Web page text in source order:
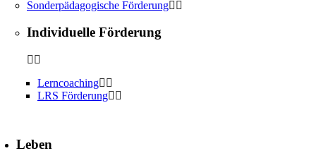
Sonderpädagogische Förderung
Individuelle Förderung
Lerncoaching
LRS Förderung
Leben